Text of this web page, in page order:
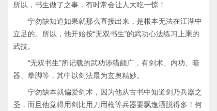
所以，书生做了之事，有时常会让人大吃一惊！
宁勿缺知道如果就那么直接出来，是根本无法在江湖中
立足的。所以，他开始按“无双书生”的武功心法练习上乘的
武技。
“无双书生”所记载的武功涉猎颇广，有剑术、内功、暗
器、拳脚等，其中以剑法最为玄奥精妙。
宁勿缺本就偏爱剑术，因为他从古书中知道剑乃兵器之
圣，而且他觉得用剑比用刀用枪等兵器要飘逸洒脱得多！何